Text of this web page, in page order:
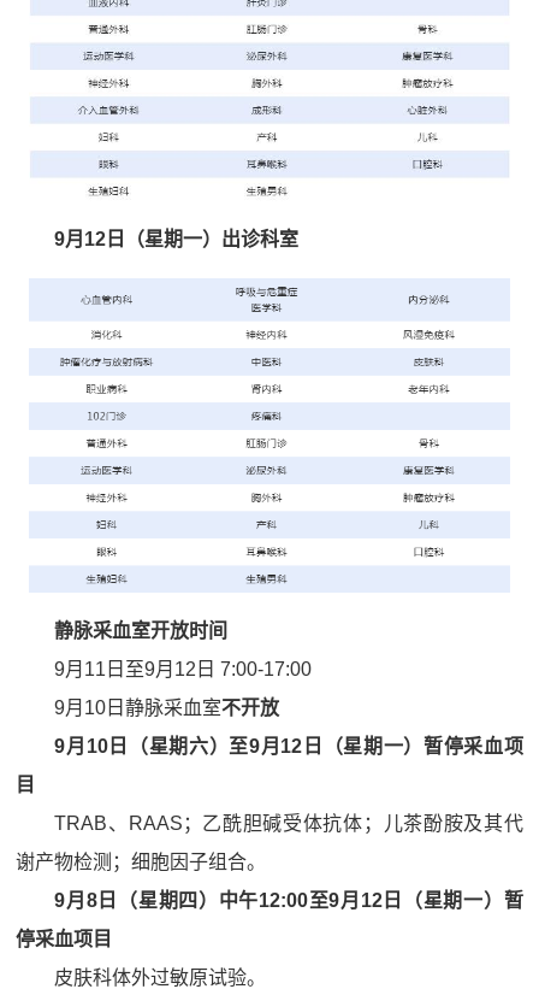
9月12日（星期一）出诊科室
静脉采血室开放时间
9月11日至9月12日 7:00-17:00
9月10日静脉采血室不开放
9月10日（星期六）至9月12日（星期一）暂停采血项
目
TRAB、RAAS；乙酰胆碱受体抗体；儿茶酚胺及其代
谢产物检测；细胞因子组合。
9月8日（星期四）中午12:00至9月12日（星期一）暂
停采血项目
皮肤科体外过敏原试验。